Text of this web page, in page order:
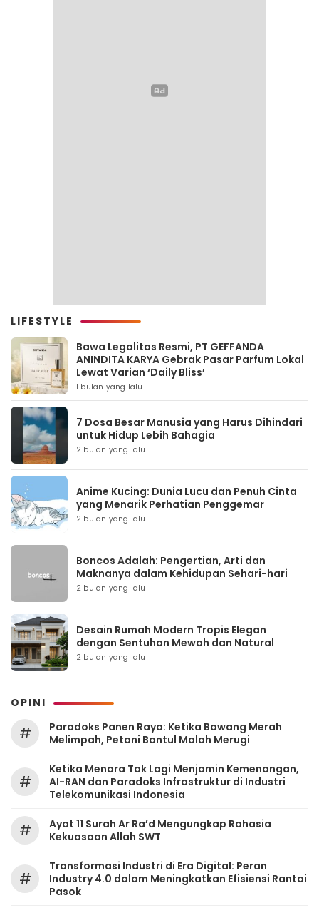
LIFESTYLE
Bawa Legalitas Resmi, PT GEFFANDA
ANINDITA KARYA Gebrak Pasar Parfum Lokal
Lewat Varian ‘Daily Bliss’
1 bulan yang lalu
7 Dosa Besar Manusia yang Harus Dihindari
untuk Hidup Lebih Bahagia
2 bulan yang lalu
Anime Kucing: Dunia Lucu dan Penuh Cinta
yang Menarik Perhatian Penggemar
2 bulan yang lalu
Boncos Adalah: Pengertian, Arti dan
Maknanya dalam Kehidupan Sehari-hari
2 bulan yang lalu
Desain Rumah Modern Tropis Elegan
dengan Sentuhan Mewah dan Natural
2 bulan yang lalu
OPINI
#
Paradoks Panen Raya: Ketika Bawang Merah
Melimpah, Petani Bantul Malah Merugi
#
Ketika Menara Tak Lagi Menjamin Kemenangan,
AI-RAN dan Paradoks Infrastruktur di Industri
Telekomunikasi Indonesia
#
Ayat 11 Surah Ar Ra’d Mengungkap Rahasia
Kekuasaan Allah SWT
#
Transformasi Industri di Era Digital: Peran
Industry 4.0 dalam Meningkatkan Efisiensi Rantai
Pasok